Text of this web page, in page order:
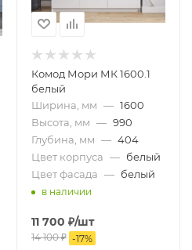
Комод Мори МК 1600.1
белый
Ширина, мм — 1600
Высота, мм — 990
Глубина, мм — 404
Цвет корпуса — белый
Цвет фасада — белый
в наличии
11 700 ₽/шт
14 100₽ -17%